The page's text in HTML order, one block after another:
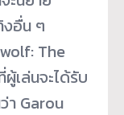
อื่น ๆ
The
เล่นจะได้รับ
า Garou